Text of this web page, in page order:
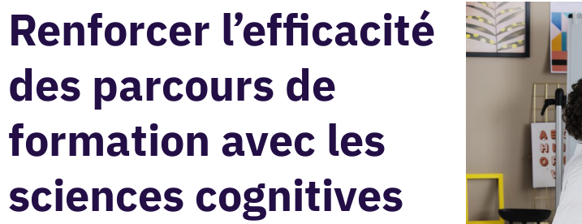
Renforcer l’efficacité
des parcours de
formation avec les
sciences cognitives